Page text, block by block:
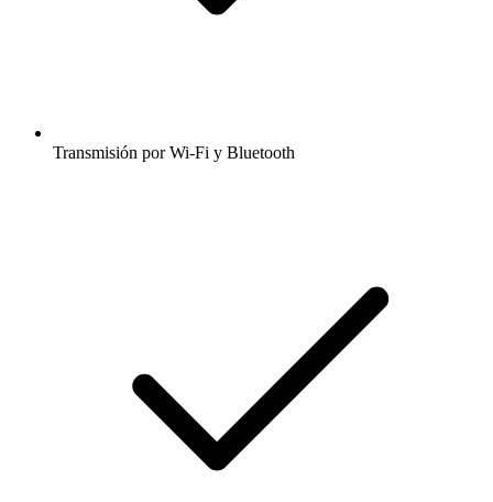
Transmisión por Wi-Fi y Bluetooth